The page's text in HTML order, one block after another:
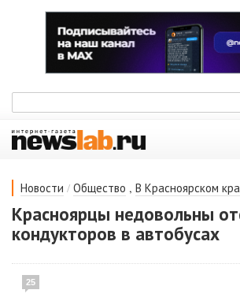
Новости / Общество , В Красноярском
Красноярцы недовольны
кондукторов в автобусах
25